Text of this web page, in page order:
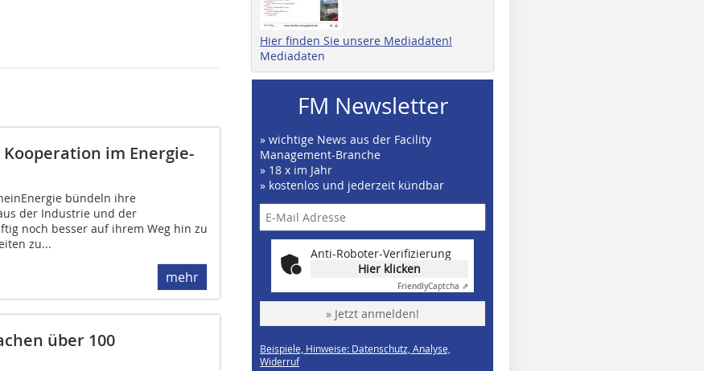
im Energie-
bündeln ihre
der Industrie und der
noch besser auf ihrem Weg hin zu
zu...
mehr
über 100
Hier finden Sie unsere Mediadaten!
Mediadaten
FM Newsletter
» wichtige News aus der Facility
Management-Branche
» 18 x im Jahr
» kostenlos und jederzeit kündbar
Anti-Roboter-Verifizierung
Hier klicken
FriendlyCaptcha ⇗
» Jetzt anmelden!
Beispiele, Hinweise: Datenschutz, Analyse,
Widerruf